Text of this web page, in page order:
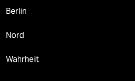
Berlin
Nord
Wahrheit